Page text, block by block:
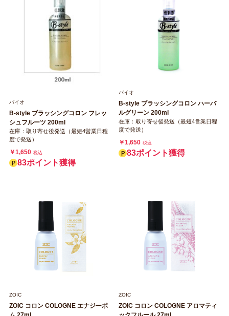
バイオ
B‐style ブラッシングコロン フレッ
シュフルーツ 200ml
在庫：取り寄せ後発送（最短4営業日程
度で発送）
￥1,650 税込
83ポイント獲得
バイオ
B‐style ブラッシングコロン ハーバ
ルグリーン 200ml
在庫：取り寄せ後発送（最短4営業日程
度で発送）
￥1,650 税込
83ポイント獲得
ZOIC
ZOIC コロン COLOGNE エナジーポ
ZOIC
ZOIC コロン COLOGNE アロマティ